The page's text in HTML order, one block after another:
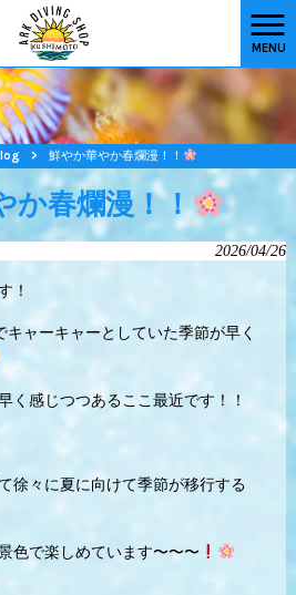
MENU
> 鮮やか華やか春爛漫！！
か春爛漫！！
2026/04/26
！
ャーキャーとしていた季節が早く
く感じつつあるここ最近です！！
徐々に夏に向けて季節が移行する
色で楽しめています〜〜〜